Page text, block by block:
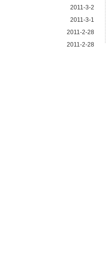
2011-3-2
2011-3-1
2011-2-28
2011-2-28